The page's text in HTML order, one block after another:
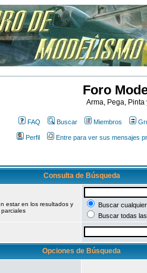
Foro
Arma, Pega, Pinta
FAQ Buscar Miembros
Perfil Entre para ver sus mensajes
Consulta de Búsqueda
estar en los resultados y
Buscar
Buscar todas
Opciones de Búsqueda